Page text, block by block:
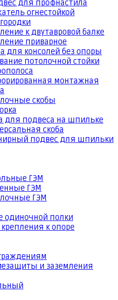
для профнастила
огнестойкой
к двутавровой балке
приварное
для консолей без опоры
потолочной стойки
монтажная
скобы
для подвеса на шпильке
скоба
подвес для шпильки
ГЭМ
ГЭМ
ГЭМ
одиночной полки
к опоре
и заземления